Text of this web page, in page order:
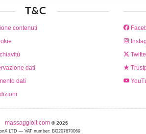
T&C
contenuti
dati
dati
massaggioit.com © 2026
LTD — VAT number: BG207670069